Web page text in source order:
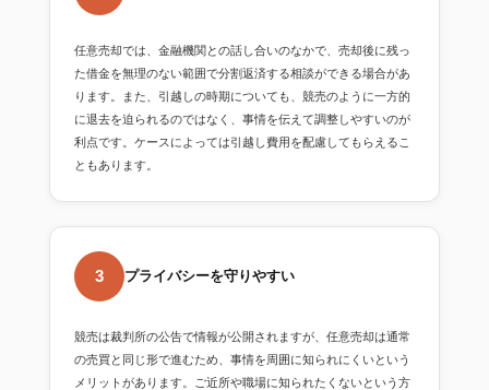
任意売却では、金融機関との話し合いのなかで、売却後に残っ
た借金を無理のない範囲で分割返済する相談ができる場合があ
ります。また、引越しの時期についても、競売のように一方的
に退去を迫られるのではなく、事情を伝えて調整しやすいのが
利点です。ケースによっては引越し費用を配慮してもらえるこ
ともあります。
3 プライバシーを守りやすい
競売は裁判所の公告で情報が公開されますが、任意売却は通常
の売買と同じ形で進むため、事情を周囲に知られにくいという
メリットがあります。ご近所や職場に知られたくないという方